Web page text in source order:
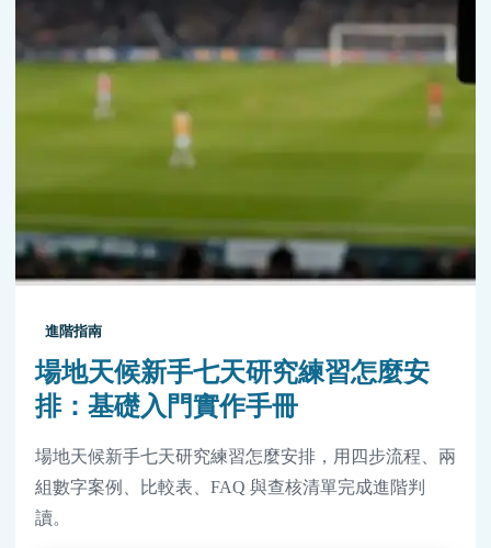
進階指南
場地天候新手七天研究練習怎麼安
排：基礎入門實作手冊
場地天候新手七天研究練習怎麼安排，用四步流程、兩
組數字案例、比較表、FAQ 與查核清單完成進階判
讀。